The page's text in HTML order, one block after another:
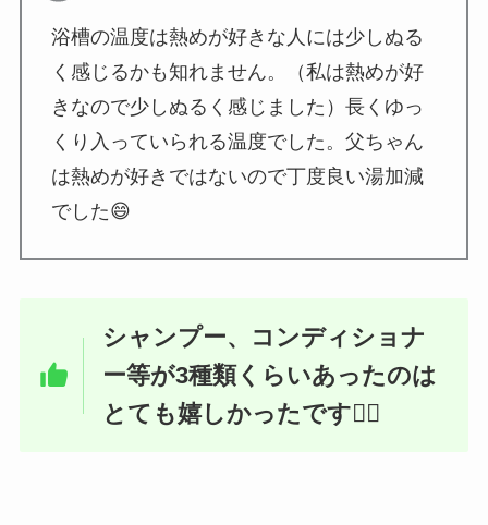
浴槽の温度は熱めが好きな人には少しぬる
く感じるかも知れません。（私は熱めが好
きなので少しぬるく感じました）長くゆっ
くり入っていられる温度でした。父ちゃん
は熱めが好きではないので丁度良い湯加減
でした😄
シャンプー、コンディショナ
ー等が3種類くらいあったのは
とても嬉しかったです🙆‍♀️